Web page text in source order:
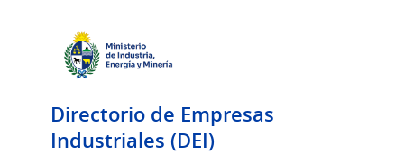
Directorio de Empresas
Industriales (DEI)